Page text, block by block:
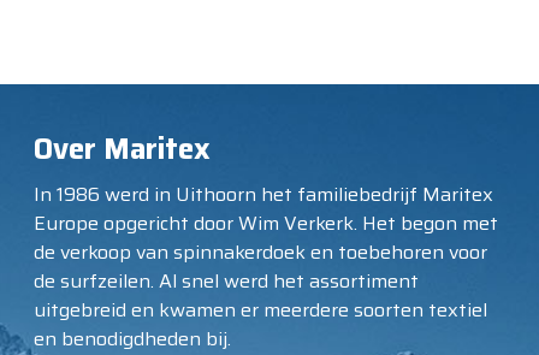
Over Maritex
In 1986 werd in Uithoorn het familiebedrijf Maritex
Europe opgericht door Wim Verkerk. Het begon met
de verkoop van spinnakerdoek en toebehoren voor
de surfzeilen. Al snel werd het assortiment
uitgebreid en kwamen er meerdere soorten textiel
en benodigdheden bij.